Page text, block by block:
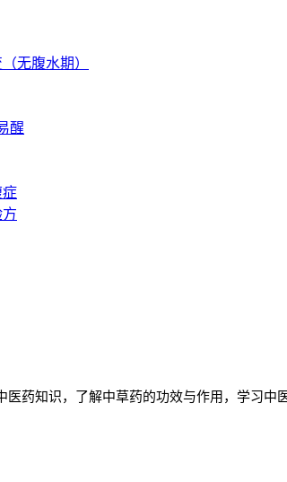
无腹水期）
醒
症
医药知识，了解中草药的功效与作用，学习中